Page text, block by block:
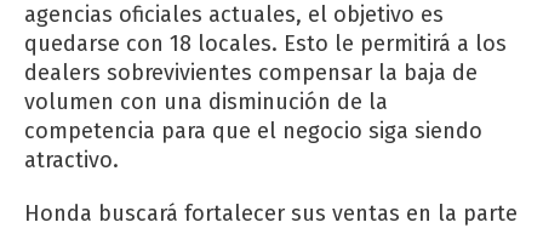
agencias oficiales actuales, el objetivo es
quedarse con 18 locales. Esto le permitirá a los
dealers sobrevivientes compensar la baja de
volumen con una disminución de la
competencia para que el negocio siga siendo
atractivo.
Honda buscará fortalecer sus ventas en la parte